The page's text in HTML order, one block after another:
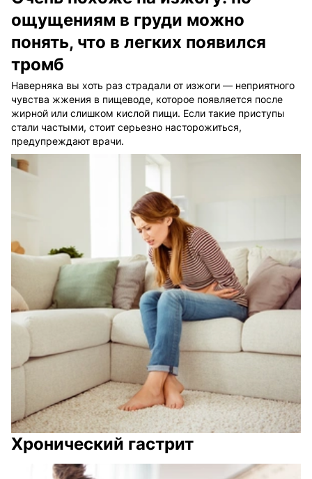
ощущениям в груди можно
понять, что в легких появился
тромб
Наверняка вы хоть раз страдали от изжоги — неприятного
чувства жжения в пищеводе, которое появляется после
жирной или слишком кислой пищи. Если такие приступы
стали частыми, стоит серьезно насторожиться,
предупреждают врачи.
Хронический гастрит